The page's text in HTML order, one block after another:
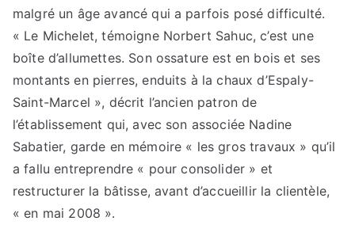
malgré un âge avancé qui a parfois posé difficulté.
« Le Michelet, témoigne Norbert Sahuc, c’est une
boîte d’allumettes. Son ossature est en bois et ses
montants en pierres, enduits à la chaux d’Espaly-
Saint-Marcel », décrit l’ancien patron de
l’établissement qui, avec son associée Nadine
Sabatier, garde en mémoire « les gros travaux » qu’il
a fallu entreprendre « pour consolider » et
restructurer la bâtisse, avant d’accueillir la clientèle,
« en mai 2008 ».